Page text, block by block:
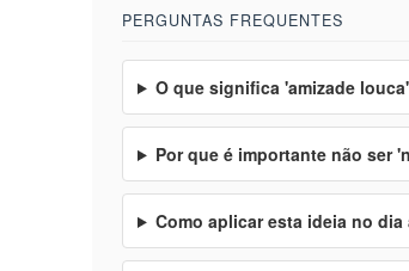
PERGUNTAS FREQUENTES
O que significa 'amizade
Por que é importante não ser
Como aplicar esta ideia no dia